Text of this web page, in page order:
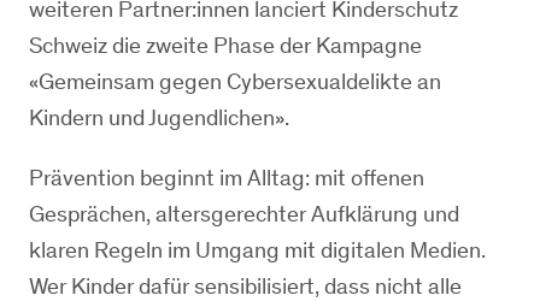
weiteren Partner:innen lanciert Kinderschutz
Schweiz die zweite Phase der Kampagne
«Gemeinsam gegen Cybersexualdelikte an
Kindern und Jugendlichen».
Prävention beginnt im Alltag: mit offenen
Gesprächen, altersgerechter Aufklärung und
klaren Regeln im Umgang mit digitalen Medien.
Wer Kinder dafür sensibilisiert, dass nicht alle